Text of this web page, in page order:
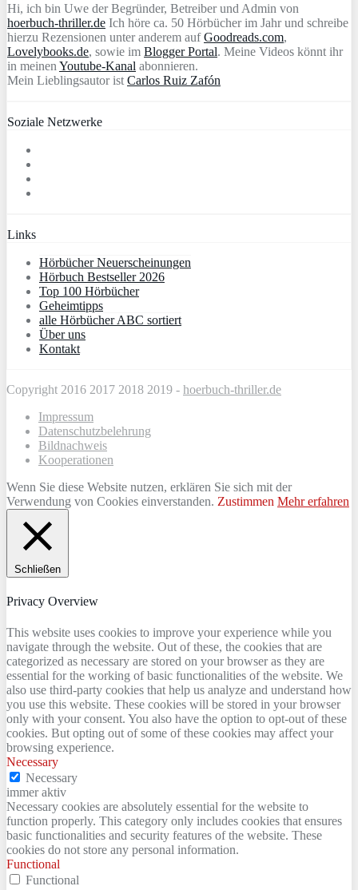
Hi, ich bin Uwe der Begründer, Betreiber und Admin von
hoerbuch-thriller.de Ich höre ca. 50 Hörbücher im Jahr und schreibe
hierzu Rezensionen unter anderem aufGoodreads.com,
Lovelybooks.de, sowie im Blogger Portal. Meine Videos könnt ihr
in meinen Youtube-Kanal abonnieren.
Mein Lieblingsautor ist Carlos Ruiz Zafón
Soziale Netzwerke
Links
Hörbücher Neuerscheinungen
Hörbuch Bestseller 2026
Top 100 Hörbücher
Geheimtipps
alle Hörbücher ABC sortiert
Über uns
Kontakt
Copyright 2016 2017 2018 2019 - hoerbuch-thriller.de
Impressum
Datenschutzbelehrung
Bildnachweis
Kooperationen
Wenn Sie diese Website nutzen, erklären Sie sich mit der
Verwendung von Cookies einverstanden. Zustimmen Mehr erfahren
Schließen
Privacy Overview
This website uses cookies to improve your experience while you
navigate through the website. Out of these, the cookies that are
categorized as necessary are stored on your browser as they are
essential for the working of basic functionalities of the website. We
also use third-party cookies that help us analyze and understand how
you use this website. These cookies will be stored in your browser
only with your consent. You also have the option to opt-out of these
cookies. But opting out of some of these cookies may affect your
browsing experience.
Necessary
Necessary
immer aktiv
Necessary cookies are absolutely essential for the website to
function properly. This category only includes cookies that ensures
basic functionalities and security features of the website. These
cookies do not store any personal information.
Functional
Functional